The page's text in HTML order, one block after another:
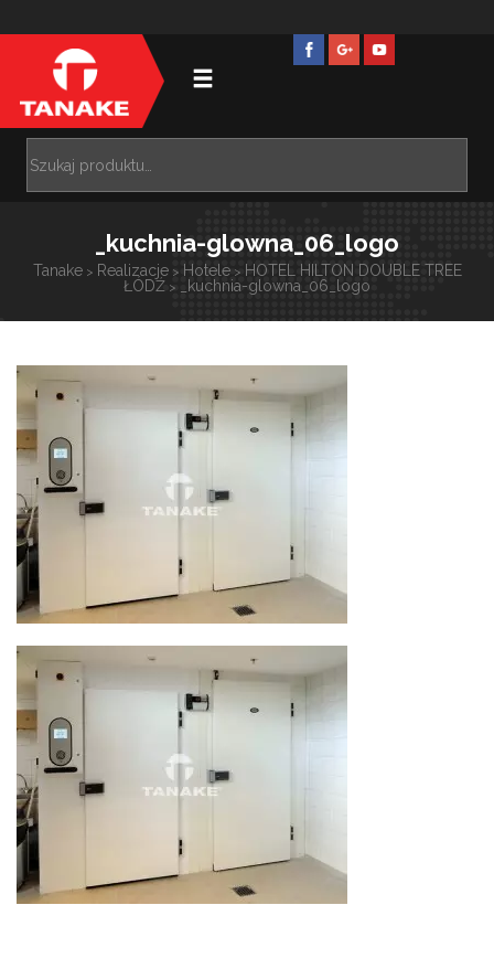
_kuchnia-glowna_06_logo
Tanake> Realizacje> Hotele> HOTEL HILTON DOUBLE TREE
ŁÓDŹ > _kuchnia-glowna_06_logo